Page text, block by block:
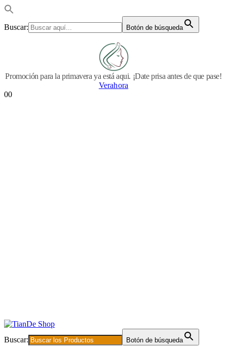
Buscar: Botón de búsqueda
Promoción para la primavera ya está aqui. ¡Date prisa antes de que pase!
Verahora
00
Buscar: Botón de búsqueda